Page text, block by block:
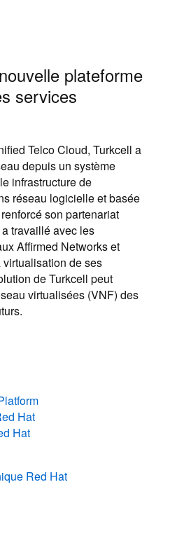
plateforme
services
Telco Cloud, Turkcell a
depuis un système
infrastructure de
réseau logicielle et basée
son partenariat
travaillé avec les
Affirmed Networks et
de ses
de Turkcell peut
virtualisées (VNF) des
Hat
Hat
Red Hat